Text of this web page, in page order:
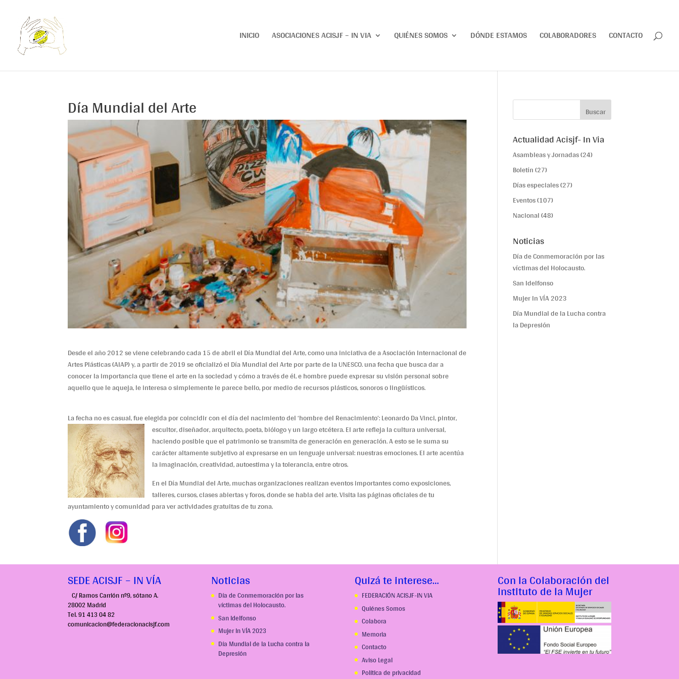
INICIO ASOCIACIONES ACISJF – IN VIA QUIÉNES SOMOS DÓNDE ESTAMOS COLABORADORES CONTACTO
Día Mundial del Arte
Desde el año 2012 se viene celebrando cada 15 de abril elDía Mundial del Arte, como una iniciativa de a Asociación Internacional de
Artes Plásticas (AIAP) y, a partir de 2019 se oficializó el Día Mundial del Arte por parte de la UNESCO. una fecha que busca dar a
conocer la importancia que tiene el arte en la sociedad y cómo a través de él, e hombre puede expresar su visión personal sobre
aquello que le aqueja, le interesa o simplemente le parece bello, por medio de recursos plásticos, sonoros o lingüísticos.
La fecha no es casual, fue elegida por coincidir con el día del nacimiento del ‘hombre del Renacimiento’: Leonardo Da Vinci, pintor,
escultor, diseñador, arquitecto, poeta, biólogo y un largo etcétera.El arte refleja la cultura universal,
haciendo posible que el patrimonio se transmita de generación en generación. A esto se le suma su
carácter altamente subjetivo al expresarse en un lenguaje universal: nuestras emociones. El arte acentúa
la imaginación, creatividad, autoestima y la tolerancia, entre otros.
En el Día Mundial del Arte, muchas organizaciones realizan eventos importantes como exposiciones,
talleres, cursos, clases abiertas y foros, donde se habla del arte. Visita las páginas oficiales de tu
ayuntamiento y comunidad para ver actividades gratuitas de tu zona.
Actualidad Acisjf- In Via
Asambleas y Jornadas(24)
Boletín(27)
Días especiales(27)
Eventos(107)
Nacional(48)
Noticias
Día de Conmemoración por las
víctimas del Holocausto.
San Idelfonso
Mujer In VÍA 2023
Día Mundial de la Lucha contra
la Depresión
SEDE ACISJF – IN VÍA
C/ Ramos Carrión nº9, sótano A.
28002 Madrid
Tel. 91 413 04 82
comunicacion@federacionacisjf.com
Noticias
Día de Conmemoración por las
víctimas del Holocausto.
San Idelfonso
Mujer In VÍA 2023
Día Mundial de la Lucha contra la
Depresión
Quizá te interese…
FEDERACIÓN ACISJF-IN VIA
Quiénes Somos
Colabora
Memoria
Contacto
Aviso Legal
Política de privacidad
Con la Colaboración del
Instituto de la Mujer